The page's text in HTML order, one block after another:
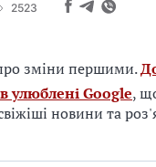
2523
зміни першими.
улюблені Google,
новини та